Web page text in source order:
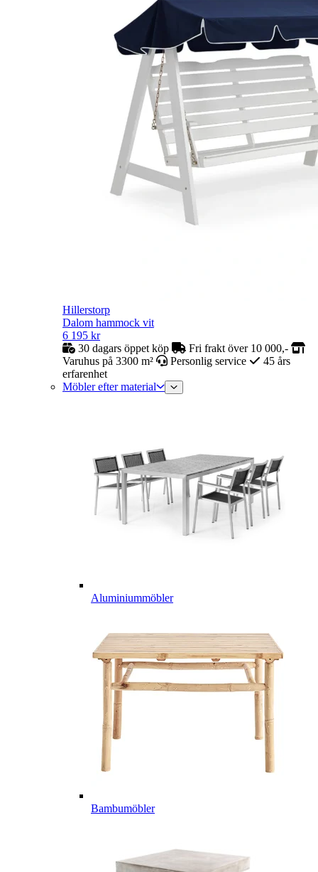
Hillerstorp
Dalom hammock vit
6 195 kr
30 dagars öppet köp
Fri frakt över 10 000,-
Varuhus på 3300 m²
Personlig service
45 års
erfarenhet
Möbler efter material
Aluminiummöbler
Bambumöbler